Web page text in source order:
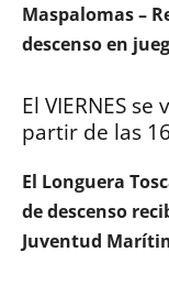
Maspalomas –
descenso en
El VIERNES
partir de las
El Longuera
de descenso
Juventud